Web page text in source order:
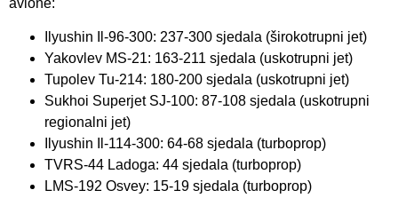
Ilyushin Il-96-300: 237-300 sjedala (širokotrupni jet)
Yakovlev MS-21: 163-211 sjedala (uskotrupni jet)
Tupolev Tu-214: 180-200 sjedala (uskotrupni jet)
Sukhoi Superjet SJ-100: 87-108 sjedala (uskotrupni
regionalni jet)
Ilyushin Il-114-300: 64-68 sjedala (turboprop)
TVRS-44 Ladoga: 44 sjedala (turboprop)
LMS-192 Osvey: 15-19 sjedala (turboprop)